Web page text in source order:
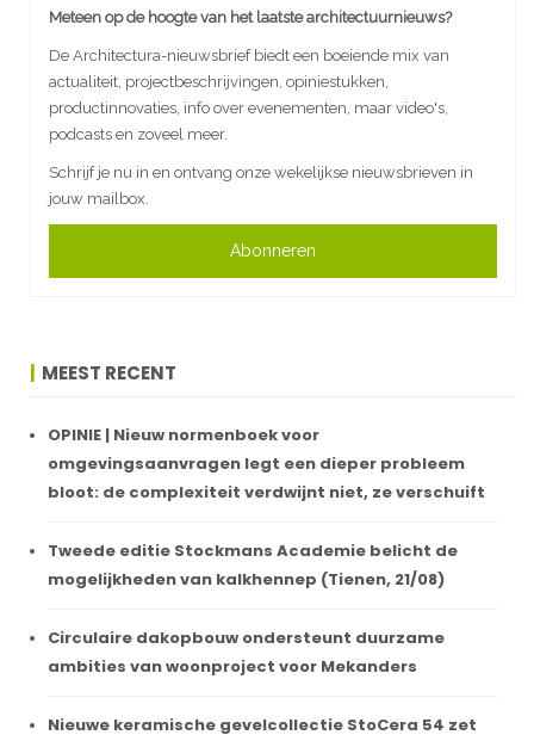
Meteen op de hoogte van het laatste architectuurnieuws?
De Architectura-nieuwsbrief biedt een boeiende mix van
actualiteit, projectbeschrijvingen, opiniestukken,
productinnovaties, info over evenementen, maar video's,
podcasts en zoveel meer.
Schrijf je nu in en ontvang onze wekelijkse nieuwsbrieven in
jouw mailbox.
Abonneren
MEEST RECENT
OPINIE | Nieuw normenboek voor
omgevingsaanvragen legt een dieper probleem
bloot: de complexiteit verdwijnt niet, ze verschuift
Tweede editie Stockmans Academie belicht de
mogelijkheden van kalkhennep (Tienen, 21/08)
Circulaire dakopbouw ondersteunt duurzame
ambities van woonproject voor Mekanders
Nieuwe keramische gevelcollectie StoCera 54 zet